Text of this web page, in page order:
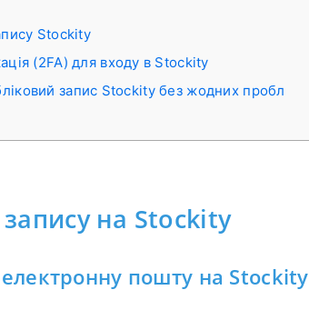
Stockity
(2FA) для входу в Stockity
запис Stockity без жодних пробл
запису на Stockity
електронну пошту на Stockity